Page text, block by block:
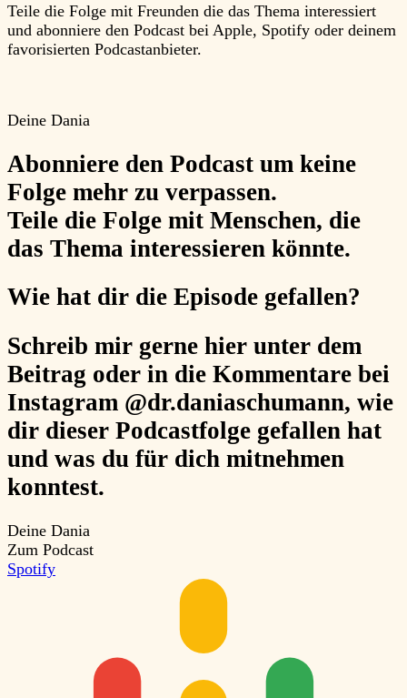
Teile die Folge mit Freunden die das Thema interessiert
und abonniere den Podcast bei Apple, Spotify oder deinem
favorisierten Podcastanbieter.
Deine Dania
Abonniere den Podcast um keine
Folge mehr zu verpassen.
Teile die Folge mit Menschen, die
das Thema interessieren könnte.
Wie hat dir die Episode gefallen?
Schreib mir gerne hier unter dem
Beitrag oder in die Kommentare bei
Instagram @dr.daniaschumann, wie
dir dieser Podcastfolge gefallen hat
und was du für dich mitnehmen
konntest.
Deine Dania
Zum Podcast
Spotify